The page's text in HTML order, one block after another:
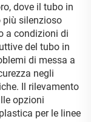
dove il tubo in
più silenzioso
a condizioni di
del tubo in
di messa a
negli
Il rilevamento
opzioni
per le linee